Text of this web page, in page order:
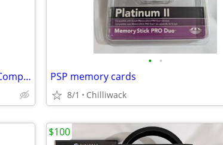
Original Sony-branded AV PlayStation (Composite) cable
• •
PSP memory cards
8/1 Chilliwack
$100